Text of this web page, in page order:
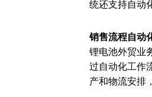
统还支持自动
销售流程自动
锂电池外贸业
过自动化工作
产和物流安排